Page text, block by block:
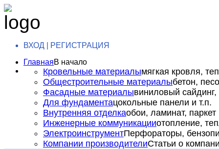
ВХОД | РЕГИСТРАЦИЯ
ГлавнаяВ начало
Кровельные материалымягкая кровля,
Общестроительные материалыбетон,
Фасадные материалывиниловый сайдинг,
Для фундаментацокольные панели и т.п.
Внутренняя отделкаобои, ламинат, паркет
Инженерные коммуникацииотопление,
ЭлектроинструментПерфораторы,
Компании производителиСтатьи о